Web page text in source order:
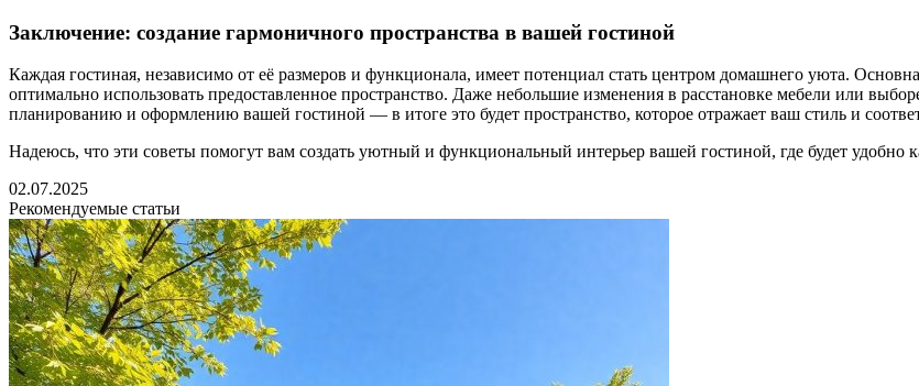
Заключение: создание гармоничного пространства в вашей гостиной
Каждая гостиная, независимо от её размеров и функционала, имеет потенциал стать центром домашнего уюта.
оптимально использовать предоставленное пространство. Даже небольшие изменения в расстановке мебели или
планированию и оформлению вашей гостиной — в итоге это будет пространство, которое отражает ваш стиль и
Надеюсь, что эти советы помогут вам создать уютный и функциональный интерьер вашей гостиной, где будет удобно
02.07.2025
Рекомендуемые статьи